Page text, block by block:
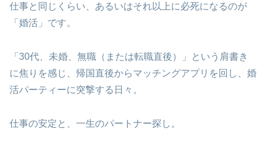
仕事と同じくらい、あるいはそれ以上に必死になるのが
「婚活」です。
「30代、未婚、無職（または転職直後）」という肩書き
に焦りを感じ、帰国直後からマッチングアプリを回し、婚
活パーティーに突撃する日々。
仕事の安定と、一生のパートナー探し。